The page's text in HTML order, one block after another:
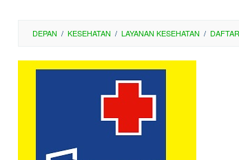
DEPAN / KESEHATAN / LAYANAN KESEHATAN /